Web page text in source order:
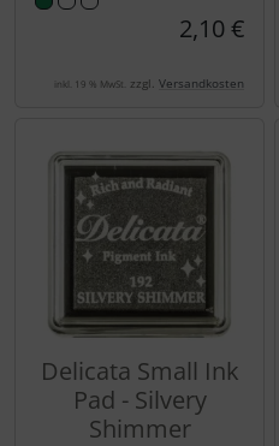
2,10 €
inkl. 19 % MwSt. zzgl. Versandkosten
Delicata Small Ink
Pad - Silvery
Shimmer